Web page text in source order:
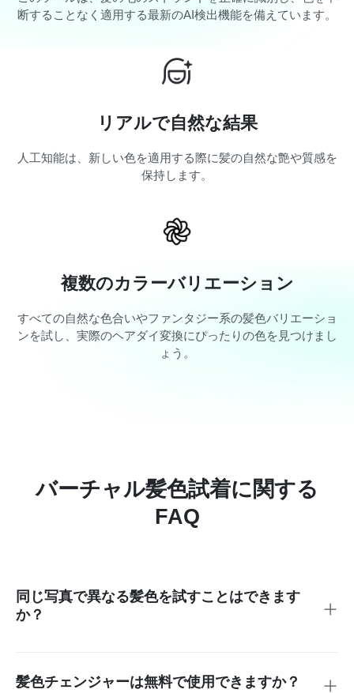
断することなく適用する最新のAI検出機能を備えています。
リアルで自然な結果
人工知能は、新しい色を適用する際に髪の自然な艶や質感を
保持します。
複数のカラーバリエーション
すべての自然な色合いやファンタジー系の髪色バリエーショ
ンを試し、実際のヘアダイ変換にぴったりの色を見つけまし
ょう。
バーチャル髪色試着に関する
FAQ
同じ写真で異なる髪色を試すことはできます
か？
を試すことができます。
髪色チェンジャーは無料で使用できますか？